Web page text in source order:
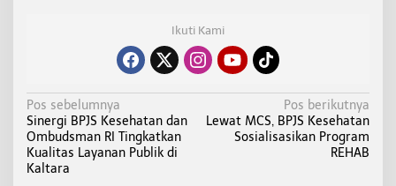
Ikuti Kami
N
a
v
i
Pos sebelumnya
Sinergi BPJS Kesehatan dan
Ombudsman RI Tingkatkan
Kualitas Layanan Publik di
Kaltara
Pos berikutnya
Lewat MCS, BPJS Kesehatan
Sosialisasikan Program
REHAB